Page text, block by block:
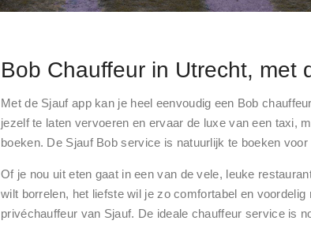
Bob Chauffeur in Utrecht, met
Met de Sjauf app kan je heel eenvoudig een Bob
jezelf te laten vervoeren en ervaar de luxe van een taxi,
boeken. De Sjauf Bob service is natuurlijk te boeken
Of je nou uit eten gaat in een van de vele, leuke
wilt borrelen, het liefste wil je zo comfortabel en
privéchauffeur van Sjauf. De ideale chauffeur service is